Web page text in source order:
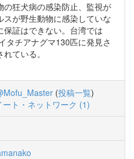
の狂犬病の感染防止、監視が
が野生動物に感染していな
証はできない。台湾では
タチアナグマ130匹に発見さ
ている。
(投稿一覧)
ート・ネットワーク (1)